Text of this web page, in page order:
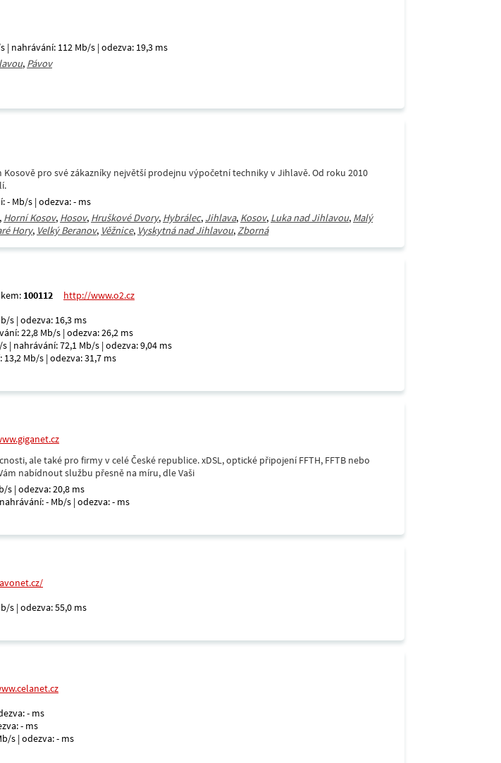
| nahrávání: 112 Mb/s | odezva: 19,3 ms
, Pávov
Kosově pro své zákazníky největší prodejnu výpočetní techniky v Jihlavě. Od roku 2010
- Mb/s | odezva: - ms
, Horní Kosov, Hosov, Hruškové Dvory, Hybrálec, Jihlava, Kosov, Luka nad Jihlavou, Malý
Hory, Velký Beranov, Věžnice, Vyskytná nad Jihlavou,Zborná
100112
http://www.o2.cz
s | odezva: 16,3 ms
22,8 Mb/s | odezva: 26,2 ms
| nahrávání: 72,1 Mb/s | odezva: 9,04 ms
Mb/s | odezva: 31,7 ms
ale také pro firmy v celé České republice. xDSL, optické připojení FFTH, FFTB nebo
nabídnout službu přesně na míru, dle Vaši
s | odezva: 20,8 ms
- Mb/s | odezva: - ms
s | odezva: 55,0 ms
- ms
- ms
s | odezva: - ms